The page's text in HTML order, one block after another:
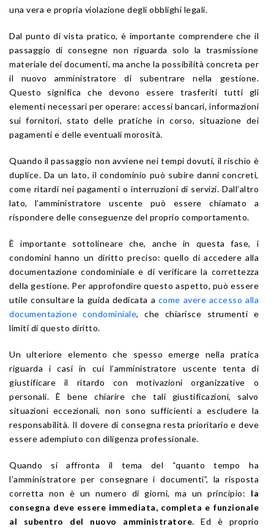
una vera e propria violazione degli obblighi legali.
Dal punto di vista pratico, è importante comprendere che il
passaggio di consegne non riguarda solo la trasmissione
materiale dei documenti, ma anche la possibilità concreta per
il nuovo amministratore di subentrare nella gestione.
Questo significa che devono essere trasferiti tutti gli
elementi necessari per operare: accessi bancari, informazioni
sui fornitori, stato delle pratiche in corso, situazione dei
pagamenti e delle eventuali morosità.
Quando il passaggio non avviene nei tempi dovuti, il rischio è
duplice. Da un lato, il condominio può subire danni concreti,
come ritardi nei pagamenti o interruzioni di servizi. Dall’altro
lato, l’amministratore uscente può essere chiamato a
rispondere delle conseguenze del proprio comportamento.
È importante sottolineare che, anche in questa fase, i
condomini hanno un diritto preciso: quello di accedere alla
documentazione condominiale e di verificare la correttezza
della gestione. Per approfondire questo aspetto, può essere
utile consultare la guida dedicata a come avere accesso alla
documentazione condominiale, che chiarisce strumenti e
limiti di questo diritto.
Un ulteriore elemento che spesso emerge nella pratica
riguarda i casi in cui l’amministratore uscente tenta di
giustificare il ritardo con motivazioni organizzative o
personali. È bene chiarire che tali giustificazioni, salvo
situazioni eccezionali, non sono sufficienti a escludere la
responsabilità. Il dovere di consegna resta prioritario e deve
essere adempiuto con diligenza professionale.
Quando si affronta il tema del “quanto tempo ha
l’amministratore per consegnare i documenti”, la risposta
corretta non è un numero di giorni, ma un principio: la
consegna deve essere immediata, completa e funzionale
al subentro del nuovo amministratore. Ed è proprio